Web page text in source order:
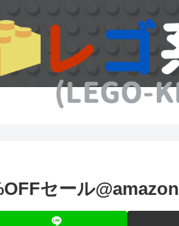
セール@amazon